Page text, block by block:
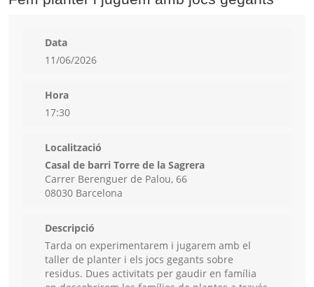
Data
11/06/2026
Hora
17:30
Localització
Casal de barri Torre de la Sagrera
Carrer Berenguer de Palou, 66
08030 Barcelona
Descripció
Tarda on experimentarem i jugarem amb el
taller de planter i els jocs gegants sobre
residus. Dues activitats per gaudir en família